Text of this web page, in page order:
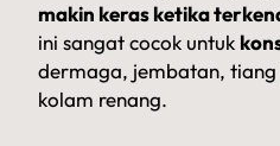
makin keras ketika
ini sangat cocok untuk
dermaga, jembatan,
kolam renang.